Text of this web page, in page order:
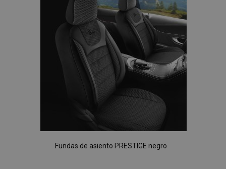
de
Deseos
Fundas de asiento PRESTIGE negro